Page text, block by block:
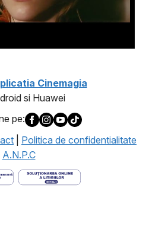
Cinemagia
si Huawei
pe:
Politica de confidentialitate
A.N.P.C